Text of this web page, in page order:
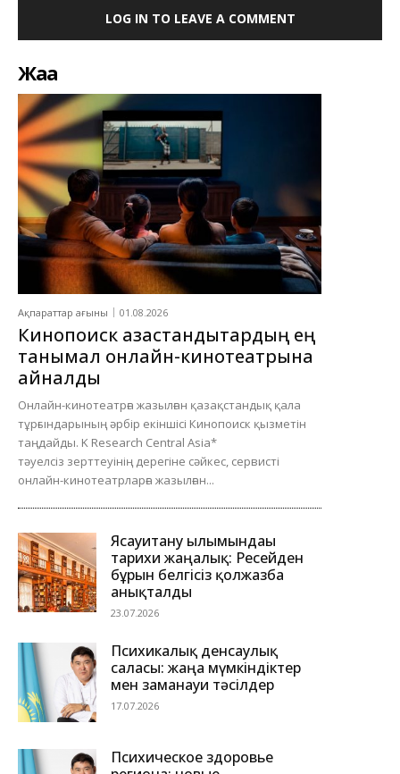
LOG IN TO LEAVE A COMMENT
Жаңа
Ақпараттар ағыны 01.08.2026
Кинопоиск қазақстандықтардың ең
танымал онлайн-кинотеатрына
айналды
Онлайн-кинотеатрға жазылған қазақстандық қала
тұрғындарының әрбір екіншісі Кинопоиск қызметін
таңдайды. K Research Central Asia*
тәуелсіз зерттеуінің дерегіне сәйкес, сервисті
онлайн-кинотеатрларға жазылған...
Ясауитану ғылымындағы
тарихи жаңалық: Ресейден
бұрын белгісіз қолжазба
анықталды
23.07.2026
Психикалық денсаулық
саласы: жаңа мүмкіндіктер
мен заманауи тәсілдер
17.07.2026
Психическое здоровье